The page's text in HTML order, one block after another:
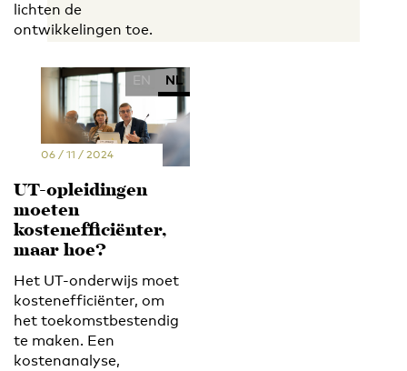
lichten de
ontwikkelingen toe.
EN NL
06 / 11 / 2024
UT-opleidingen
moeten
kostenefficiënter,
maar hoe?
Het UT-onderwijs moet
kostenefficiënter, om
het toekomstbestendig
te maken. Een
kostenanalyse,